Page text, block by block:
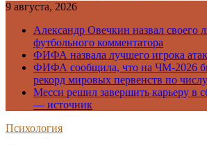
9 августа, 2026
Александр Овечкин назвал своего
футбольного комментатора
ФИФА назвала лучшего игрока
ФИФА сообщила, что на ЧМ-2026
рекорд мировых первенств по
Месси решил завершить карьеру в
— источник
Психология